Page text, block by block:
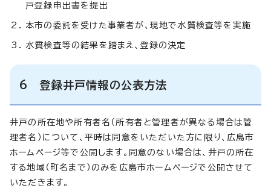
戸登録申出書を提出
本市の委託を受けた事業者が、現地で水質検査等を実施
水質検査等の結果を踏まえ、登録の決定
6 登録井戸情報の公表方法
井戸の所在地や所有者名（所有者と管理者が異なる場合は管
理者名）について、平時は同意をいただいた方に限り、広島市
ホームページ等で公開します。同意のない場合は、井戸の所在
する地域（町名まで）のみを広島市ホームページで公開させて
いただきます。